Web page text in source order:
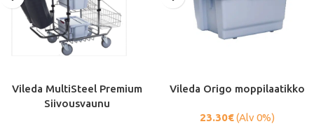
Vileda MultiSteel Premium
Siivousvaunu
Vileda Origo moppilaatikko
23.30€(Alv 0%)